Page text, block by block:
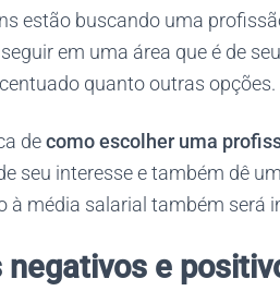
estão buscando uma
em uma área que é de
quanto outras opções.
decomo escolher uma
seu interesse e também dê
à média salarial também será
negativos e